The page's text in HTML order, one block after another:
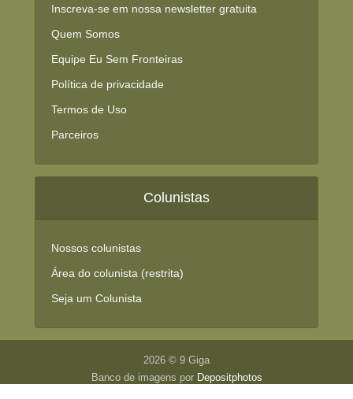
Inscreva-se em nossa newsletter gratuita
Quem Somos
Equipe Eu Sem Fronteiras
Política de privacidade
Termos de Uso
Parceiros
Colunistas
Nossos colunistas
Área do colunista (restrita)
Seja um Colunista
2026 © 9 Giga
Banco de imagens por Depositphotos